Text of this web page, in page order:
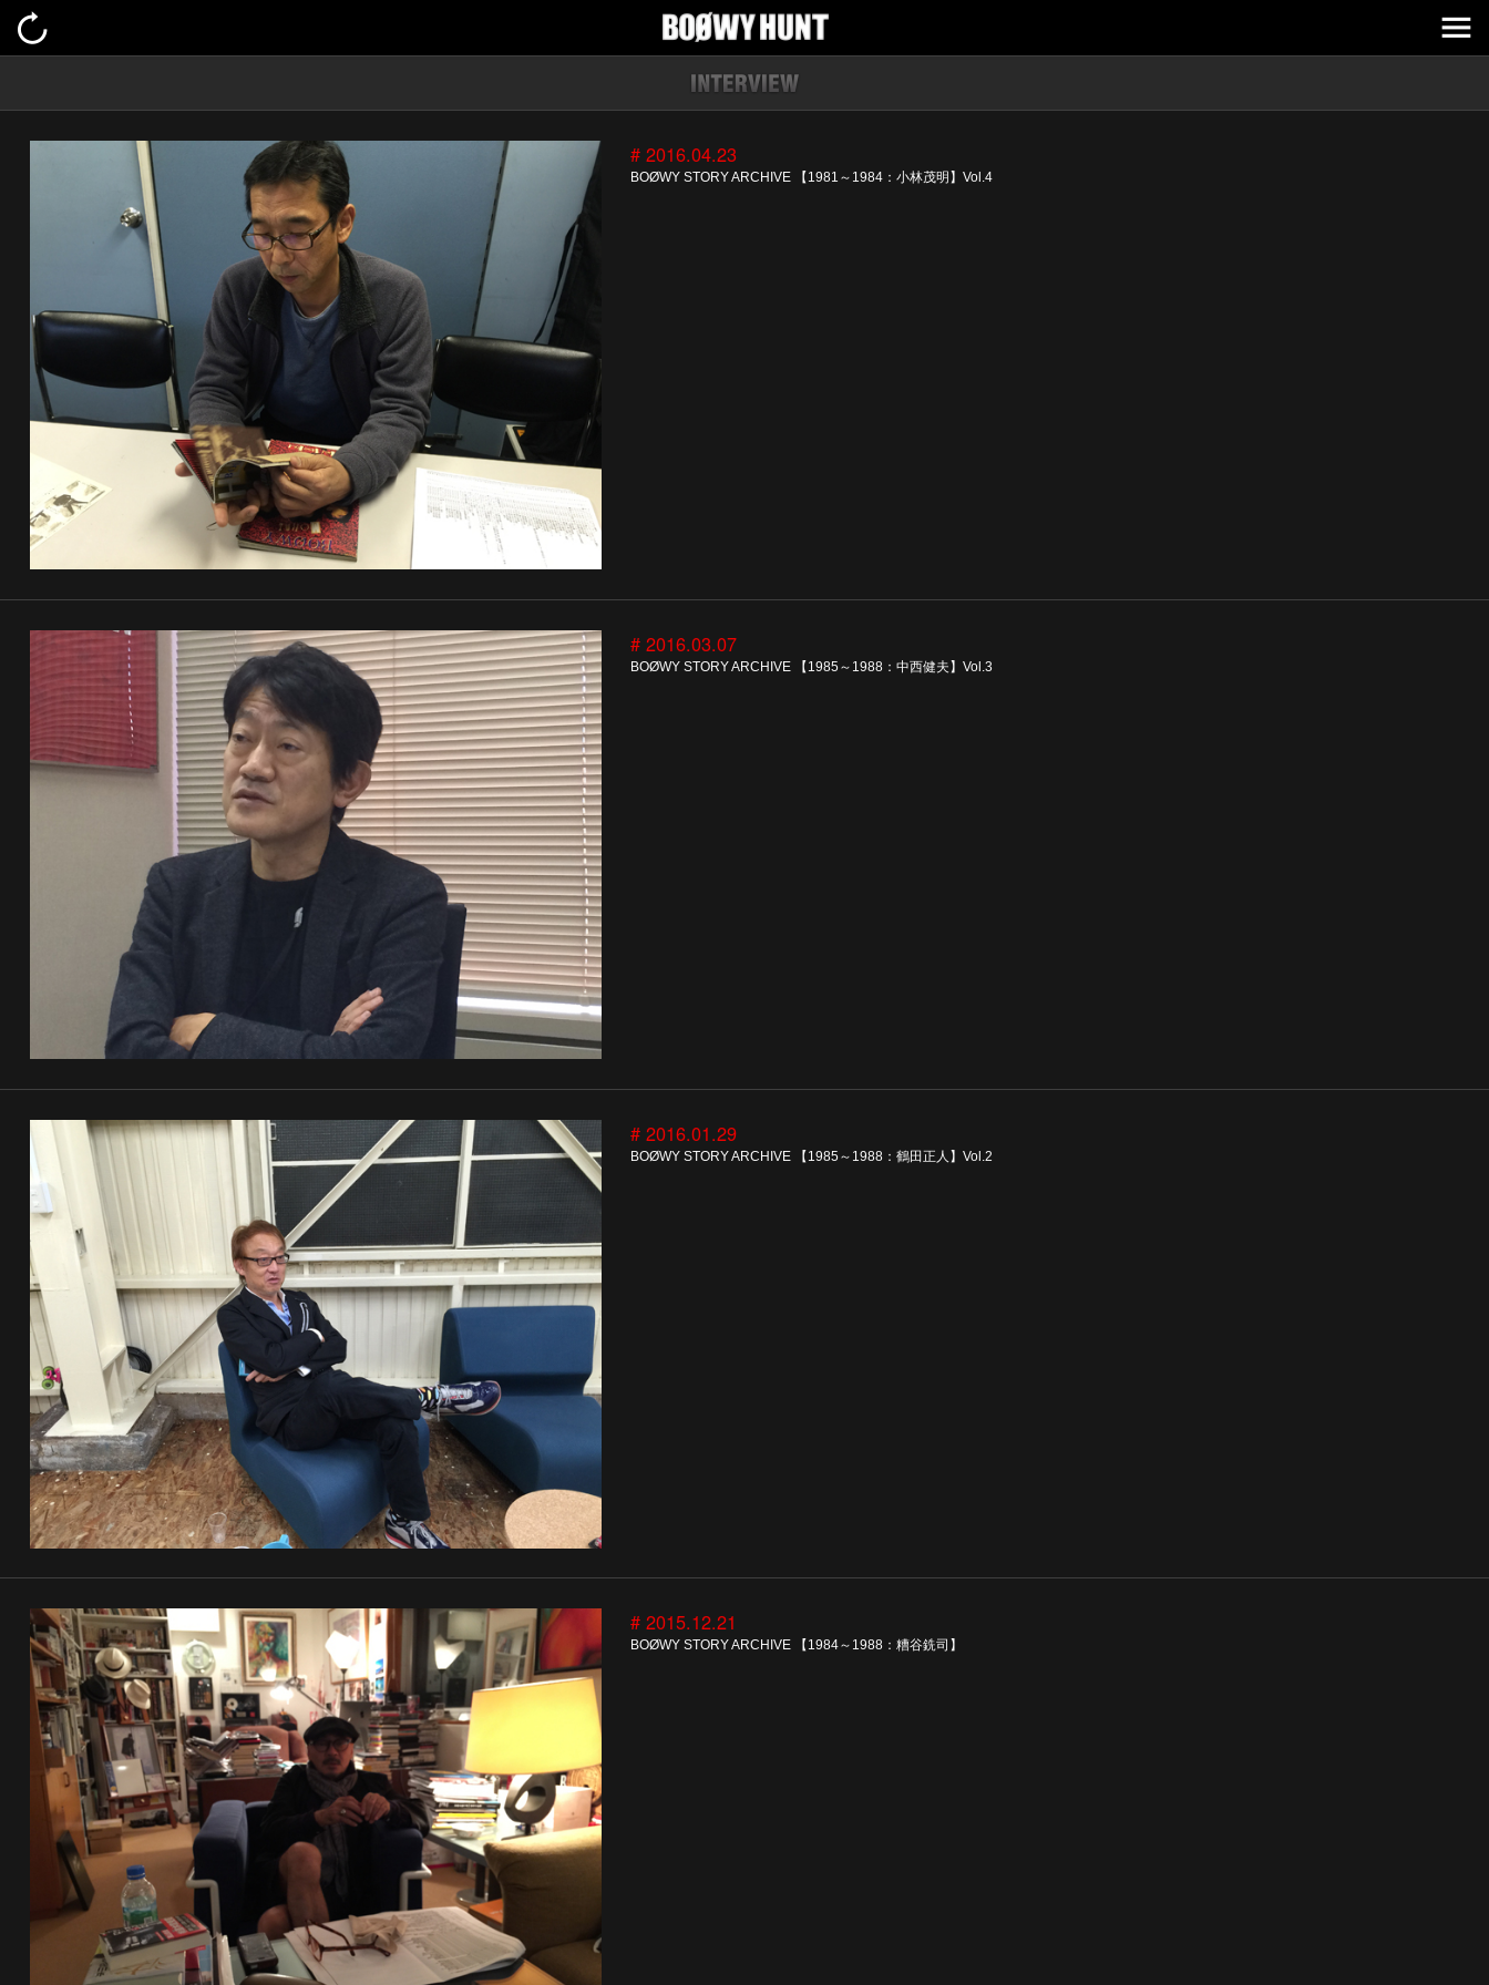
# 2016.04.23
BOØWY STORY ARCHIVE 【1981～1984：小林茂明】Vol.4
# 2016.03.07
BOØWY STORY ARCHIVE 【1985～1988：中西健夫】Vol.3
# 2016.01.29
BOØWY STORY ARCHIVE 【1985～1988：鶴田正人】Vol.2
# 2015.12.21
BOØWY STORY ARCHIVE 【1984～1988：糟谷銑司】